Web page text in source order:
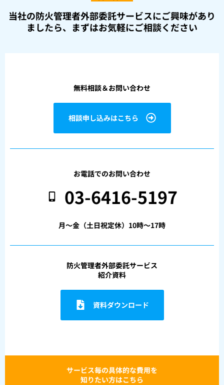
当社の防火管理者外部委託サービスにご興味があり
ましたら、 まずはお気軽にご相談ください
無料相談＆お問い合わせ
相談申し込みはこちら
お電話でのお問い合わせ
03-6416-5197
月〜金（土日祝定休）10時〜17時
防火管理者外部委託サービス
紹介資料
資料ダウンロード
サービス毎の具体的な費用を
知りたい方はこちら